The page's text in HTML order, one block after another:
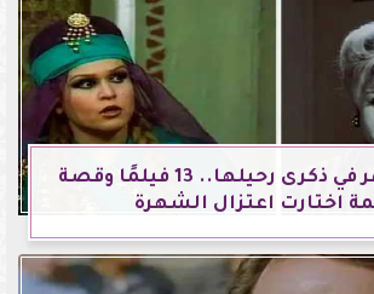
سناء مظهر في ذكرى رحيلها.. 13 فيلمًا وقصة
اختارت اعتزال الشهرة